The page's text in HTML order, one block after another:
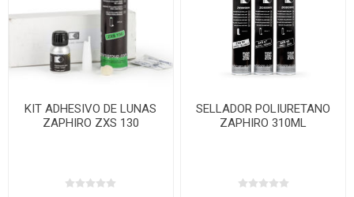
KIT ADHESIVO DE LUNAS
ZAPHIRO ZXS 130
SELLADOR POLIURETANO
ZAPHIRO 310ML